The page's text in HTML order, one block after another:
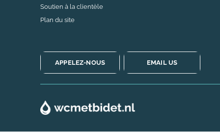
Soutien à la clientèle
Plan du site
APPELEZ-NOUS EMAIL US